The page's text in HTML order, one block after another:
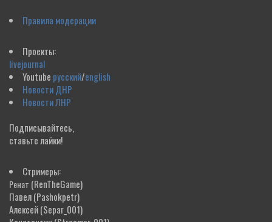
Правила модерации
Проекты:
livejournal
Youtube русский/english
Новости ДНР
Новости ЛНР
Подписывайтесь,
ставьте лайки!
Стримеры:
Ренат (RenTheGame)
Павел(Pashokpetr)
Алексей(Separ_001)